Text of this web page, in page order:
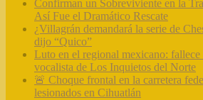
Confirman un Sobreviviente en la
Así Fue el Dramático Rescate
¿Villagrán demandará la serie de
dijo “Quico”
Luto en el regional mexicano:
vocalista de Los Inquietos del Norte
🚨 Choque frontal en la carretera
lesionados en Cihuatlán